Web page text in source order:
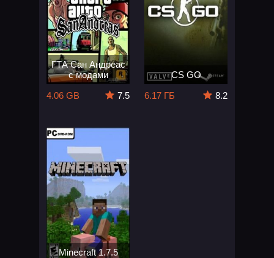
ГТА Сан Андреас
с модами
4.06 GB
7.5
CS GO
6.17 ГБ
8.2
Minecraft 1.7.5